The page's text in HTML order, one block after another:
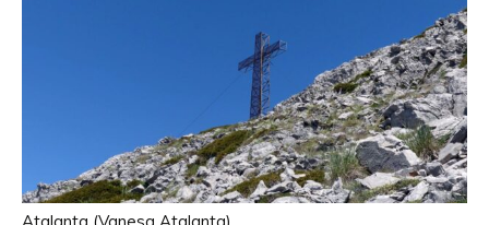
Atalanta (Vanesa Atalanta)